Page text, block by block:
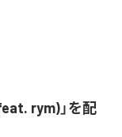
rym)」を配